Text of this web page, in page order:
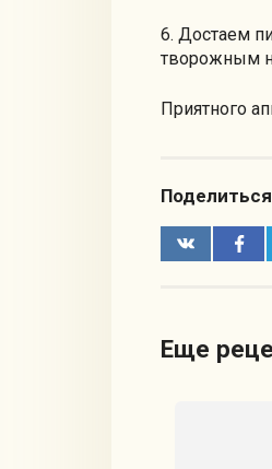
6. Достаем
творожным
Приятного
Еще